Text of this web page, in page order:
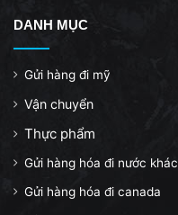
DANH MỤC
Gửi hàng đi mỹ
Vận chuyển
Thực phẩm
Gửi hàng hóa đi nước khác
Gửi hàng hóa đi canada